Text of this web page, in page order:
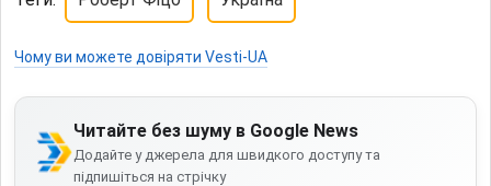
Чому ви можете довіряти Vesti-UA
Читайте без шуму в Google News
Додайте у джерела для швидкого доступу та
підпишіться на стрічку